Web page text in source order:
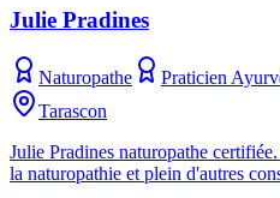
Julie Pradines
Naturopathe
Praticien
Tarascon
Julie Pradines naturopathe
la naturopathie et plein d'autres